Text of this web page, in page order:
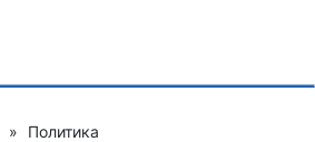
» Политика